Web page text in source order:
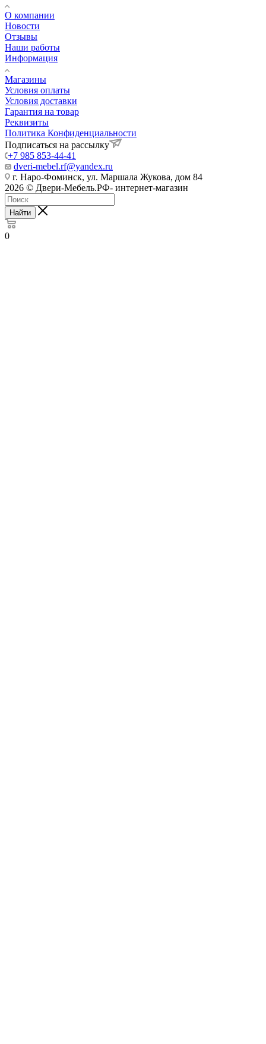
О компании
Новости
Отзывы
Наши работы
Информация
Магазины
Условия оплаты
Условия доставки
Гарантия на товар
Реквизиты
Политика Конфиденциальности
Подписаться на рассылку
+7 985 853-44-41
dveri-mebel.rf@yandex.ru
г. Наро-Фоминск, ул. Маршала Жукова, дом 84
2026 © Двери-Мебель.РФ- интернет-магазин
Найти
0